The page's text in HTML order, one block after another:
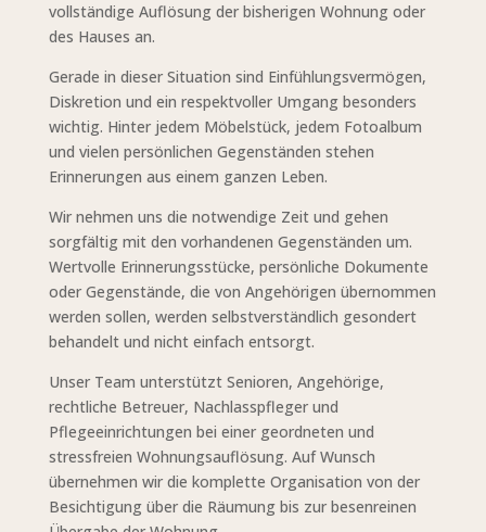
vollständige Auflösung der bisherigen Wohnung oder
des Hauses an.
Gerade in dieser Situation sind Einfühlungsvermögen,
Diskretion und ein respektvoller Umgang besonders
wichtig. Hinter jedem Möbelstück, jedem Fotoalbum
und vielen persönlichen Gegenständen stehen
Erinnerungen aus einem ganzen Leben.
Wir nehmen uns die notwendige Zeit und gehen
sorgfältig mit den vorhandenen Gegenständen um.
Wertvolle Erinnerungsstücke, persönliche Dokumente
oder Gegenstände, die von Angehörigen übernommen
werden sollen, werden selbstverständlich gesondert
behandelt und nicht einfach entsorgt.
Unser Team unterstützt Senioren, Angehörige,
rechtliche Betreuer, Nachlasspfleger und
Pflegeeinrichtungen bei einer geordneten und
stressfreien Wohnungsauflösung. Auf Wunsch
übernehmen wir die komplette Organisation von der
Besichtigung über die Räumung bis zur besenreinen